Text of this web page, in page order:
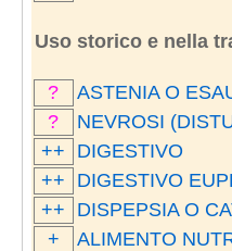
Uso storico e nella
?
ASTENIA O
?
NEVROSI
++
DIGESTIVO
++
DIGESTIVO
++
DISPEPSIA O
+
ALIMENTO